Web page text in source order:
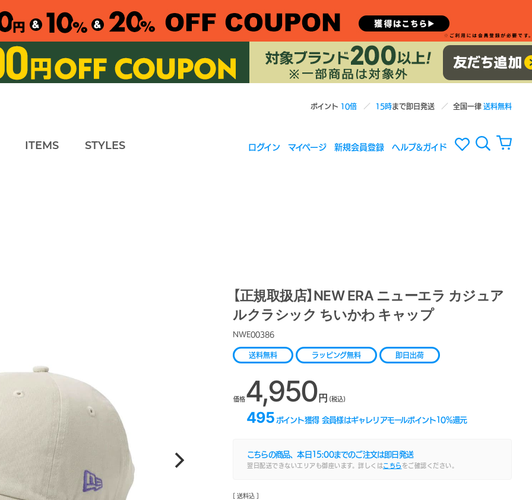
ポイント 10倍 15時まで即日発送 全国一律送料無料
ITEMS STYLES ログイン マイページ 新規会員登録 ヘルプ&ガイド
【正規取扱店】NEW ERA ニューエラ カジュア
ルクラシック ちいかわ キャップ
NWE00386
送料無料 ラッピング無料 即日出荷
価格 4,950円 (税込)
495 ポイント獲得 会員様はギャレリアモールポイント 10%還元
こちらの商品、本日 15:00までのご注文は即日発送
翌日配送できないエリアも御座います。詳しくはこちら をご確認ください。
[ 送料込 ]